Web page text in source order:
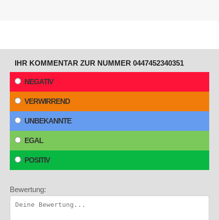
IHR KOMMENTAR ZUR NUMMER 0447452340351
NEGATIV
VERWIRREND
UNBEKANNTE
EGAL
POSITIV
Bewertung: